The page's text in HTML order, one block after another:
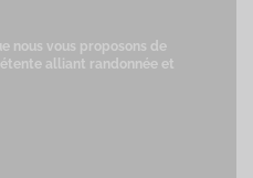
nous vous proposons de
alliant randonnée et